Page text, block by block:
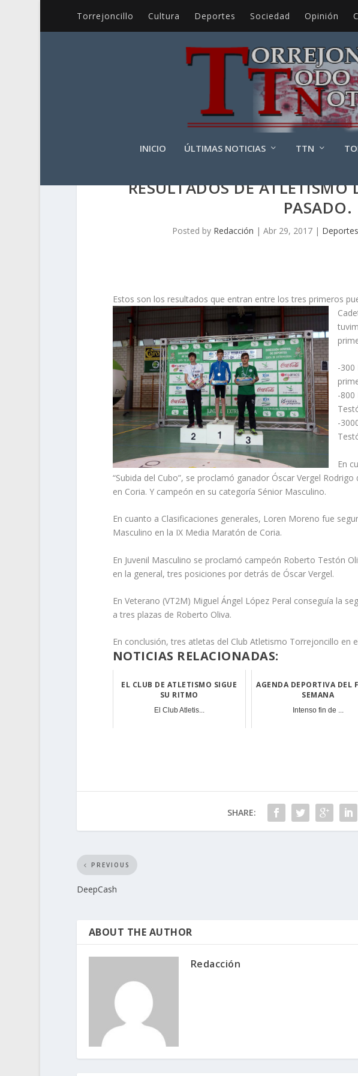
Torrejoncillo Cultura Deportes Sociedad Opinión
INICIO ÚLTIMAS NOTICIAS TTN
RESULTADOS DE ATLETISMO
PASADO.
Posted by Redacción |Abr 29, 2017 | Deportes
Estos son los resultados que entran entre los tres primeros
-300
-800
-
En
“Subida del Cubo”, se proclamó ganador Óscar Vergel
en Coria. Y campeón en su categoría Sénior Masculino.
En cuanto a Clasificaciones generales, Loren Moreno fue
Masculino en la IX Media Maratón de Coria.
En Juvenil Masculino se proclamó campeón Roberto Testón
en la general, tres posiciones por detrás de Óscar Vergel.
En Veterano (VT2M) Miguel Ángel López Peral conseguía la
a tres plazas de Roberto Oliva.
En conclusión, tres atletas del Club Atletismo Torrejoncillo en
NOTICIAS RELACIONADAS:
EL CLUB DE ATLETISMO SIGUE
SU RITMO
El Club Atletis...
AGENDA DEPORTIVA DEL
SEMANA
Intenso fin de ...
SHARE:
PREVIOUS
DeepCash
ABOUT THE AUTHOR
Redacción